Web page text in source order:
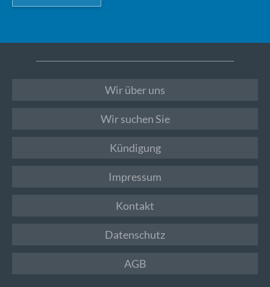
Wir über uns
Wir suchen Sie
Kündigung
Impressum
Kontakt
Datenschutz
AGB